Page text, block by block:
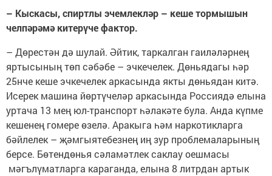
– Кыскасы, спиртлы эчемлекләр – кеше тормышын
челпәрәмә китерүче фактор.
– Дөрестән дә шулай. Әйтик, таркалган гаиләләрнең
яртысының төп сәбәбе – эчкечелек. Дөньядагы һәр
25нче кеше эчкечелек аркасында якты дөньядан китә.
Исерек машина йөртүчеләр аркасында Россиядә елына
уртача 13 мең юл-транспорт һәлакәте була. Анда күпме
кешенең гомере өзелә. Аракыга һәм наркотикларга
бәйлелек – җәмгыятебезнең иң зур проблемаларының
берсе. Бөтендөнья сәламәтлек саклау оешмасы
мәгълүматларга караганда, елына 8 литрдан артык